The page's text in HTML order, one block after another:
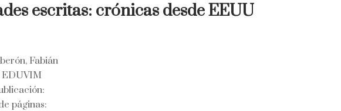
escritas: crónicas desde EEUU
Fabián
páginas: